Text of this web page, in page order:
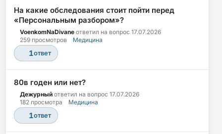
На какие обследования стоит пойти перед
«Персональным разбором»?
VoenkomNaDivane ответил на вопрос 17.07.2026
259 просмотров
Медицина
1ответ
80в годен или нет?
Дежурный ответил на вопрос 17.07.2026
182 просмотра
Медицина
1ответ